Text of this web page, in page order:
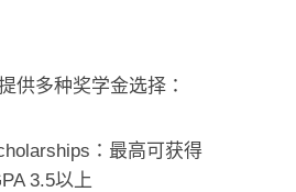
供多种奖学金选择：
：最高可获得
3.5以上